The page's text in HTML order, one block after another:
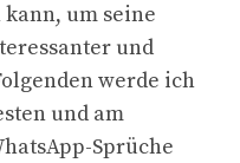
um seine
und
werde ich
und am
Sprüche